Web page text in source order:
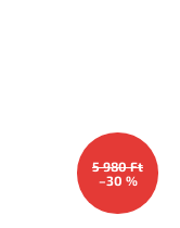
5 980 Ft
–30 %